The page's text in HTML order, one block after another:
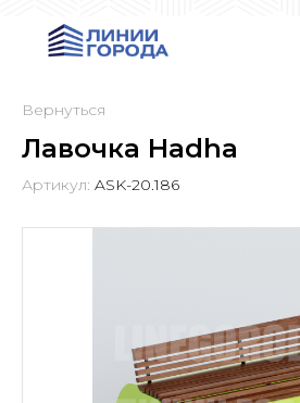
Вернуться
Лавочка Hadha
Артикул: ASK-20.186